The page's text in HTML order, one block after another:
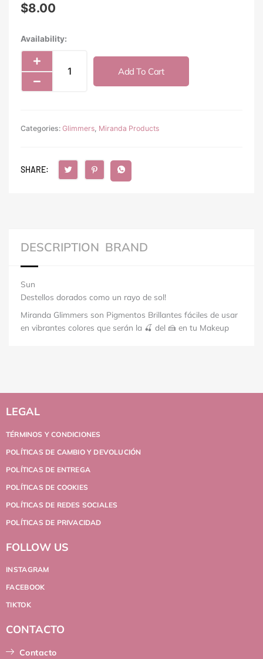
$8.00
Availability:Miranda
quantity
Add To Cart
Categories: Glimmers, Miranda Products
SHARE:
DESCRIPTION BRAND
Sun
Destellos dorados como un rayo de sol!
Miranda Glimmers son Pigmentos Brillantes fáciles de usar
en vibrantes colores que serán la 🍒 del 🍰 en tu Makeup
LEGAL
TÉRMINOS Y CONDICIONES
POLÍTICAS DE CAMBIO Y DEVOLUCIÓN
POLÍTICAS DE ENTREGA
POLÍTICAS DE COOKIES
POLÍTICAS DE REDES SOCIALES
POLÍTICAS DE PRIVACIDAD
FOLLOW US
INSTAGRAM
FACEBOOK
TIKTOK
CONTACTO
Contacto